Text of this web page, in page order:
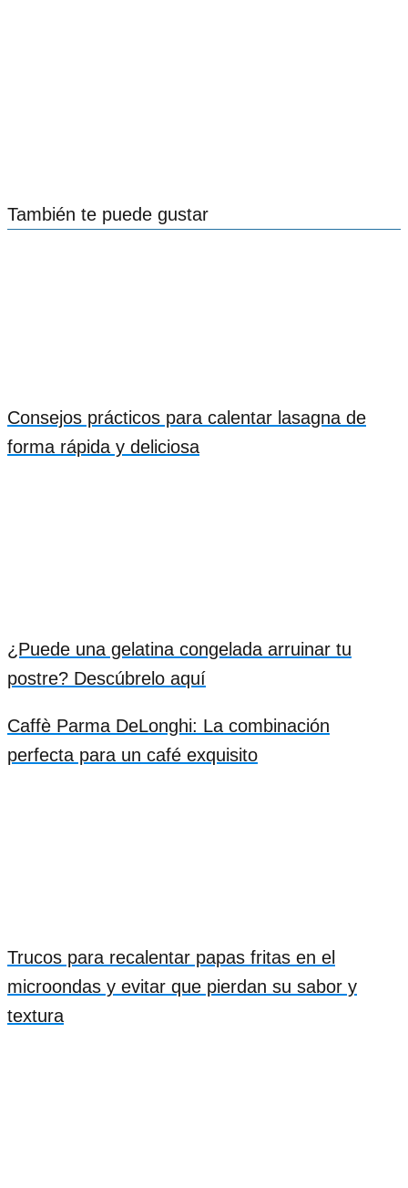
También te puede gustar
Consejos prácticos para calentar lasagna de
forma rápida y deliciosa
¿Puede una gelatina congelada arruinar tu
postre? Descúbrelo aquí
Caffè Parma DeLonghi: La combinación
perfecta para un café exquisito
Trucos para recalentar papas fritas en el
microondas y evitar que pierdan su sabor y
textura